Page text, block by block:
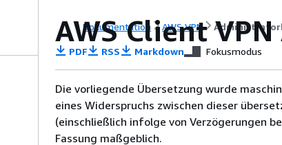
Dokumentation AWS VPN
AWS Client
PDF RSS Markdown Fokusmodus
Die vorliegende Übersetzung wurde
eines Widerspruchs zwischen dieser
(einschließlich infolge von Verzögerungen
Fassung maßgeblich.